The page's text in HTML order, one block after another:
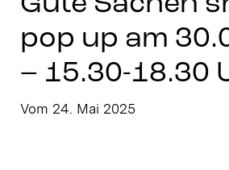
pop up am
– 15.30-18.30
Vom 24. Mai 2025